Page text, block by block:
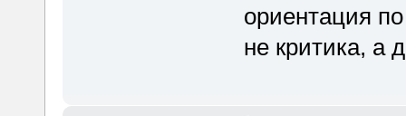
ориентация
не критика, а